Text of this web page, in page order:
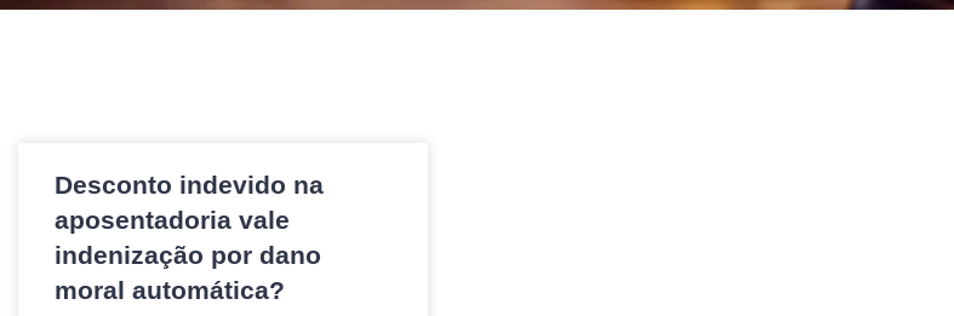
Desconto indevido na
aposentadoria vale
indenização por dano
moral automática?